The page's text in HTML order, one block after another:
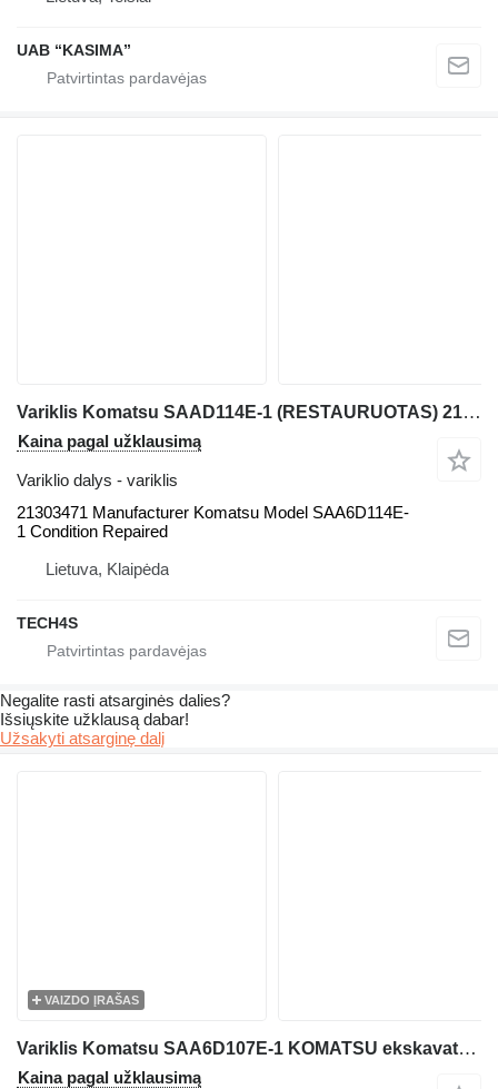
UAB “KASIMA”
Variklis Komatsu SAAD114E-1 (RESTAURUOTAS) 21303471 ekskavatoriaus Komatsu
Kaina pagal užklausimą
Variklio dalys - variklis
21303471 Manufacturer Komatsu Model SAA6D114E-
1 Condition Repaired
Lietuva, Klaipėda
TECH4S
Negalite rasti atsarginės dalies?
Išsiųskite užklausą dabar!
Užsakyti atsarginę dalį
VAIZDO ĮRAŠAS
Variklis Komatsu SAA6D107E-1 KOMATSU ekskavatoriaus Komatsu PC200-8, PC210-8, PC228, PC220, PC270, WA200, WA250, WA270, WA320, WA380
Kaina pagal užklausimą